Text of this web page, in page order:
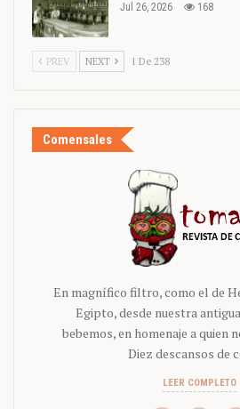
Jul 26, 2026 168
PREV NEXT 1 De 238
Comensales
En magnífico filtro, como el de
Egipto, desde nuestra
bebemos, en homenaje a quien
Diez descansos de
LEER COMPLETO